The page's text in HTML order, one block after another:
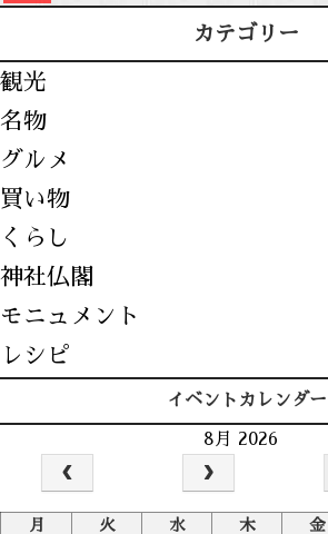
カテゴリー
観光
名物
グルメ
買い物
くらし
神社仏閣
モニュメント
レシピ
イベントカレンダー
8月 2026
月 火 水 木 金